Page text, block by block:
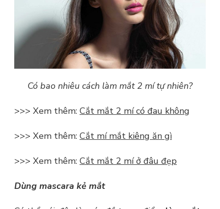
Có bao nhiêu cách làm mắt 2 mí tự nhiên?
>>> Xem thêm: Cắt mắt 2 mí có đau không
>>> Xem thêm: Cắt mí mắt kiêng ăn gì
>>> Xem thêm: Cắt mắt 2 mí ở đâu đẹp
Dùng mascara kẻ mắt